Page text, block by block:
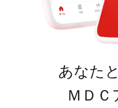
あなた
ＭＤＣ